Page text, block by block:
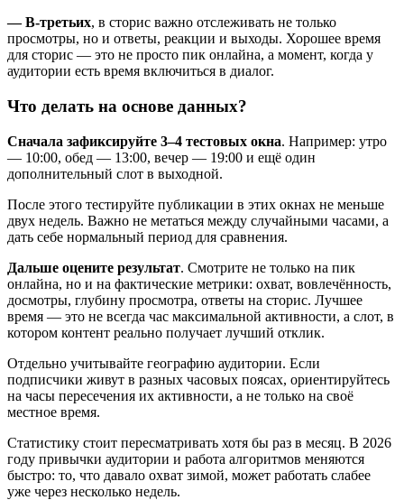
— В-третьих, в сторис важно отслеживать не только
просмотры, но и ответы, реакции и выходы. Хорошее время
для сторис — это не просто пик онлайна, а момент, когда у
аудитории есть время включиться в диалог.
Что делать на основе данных?
Сначала зафиксируйте 3–4 тестовых окна. Например: утро
— 10:00, обед — 13:00, вечер — 19:00 и ещё один
дополнительный слот в выходной.
После этого тестируйте публикации в этих окнах не меньше
двух недель. Важно не метаться между случайными часами, а
дать себе нормальный период для сравнения.
Дальше оцените результат. Смотрите не только на пик
онлайна, но и на фактические метрики: охват, вовлечённость,
досмотры, глубину просмотра, ответы на сторис. Лучшее
время — это не всегда час максимальной активности, а слот, в
котором контент реально получает лучший отклик.
Отдельно учитывайте географию аудитории. Если
подписчики живут в разных часовых поясах, ориентируйтесь
на часы пересечения их активности, а не только на своё
местное время.
Статистику стоит пересматривать хотя бы раз в месяц. В 2026
году привычки аудитории и работа алгоритмов меняются
быстро: то, что давало охват зимой, может работать слабее
уже через несколько недель.